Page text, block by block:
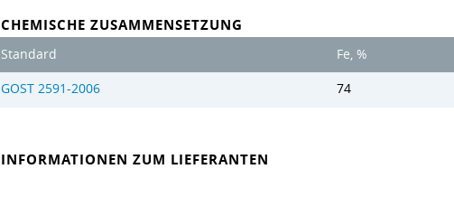
CHEMISCHE ZUSAMMENSETZUNG
Standard Fe, %
GOST 2591-2006 74
INFORMATIONEN ZUM LIEFERANTEN